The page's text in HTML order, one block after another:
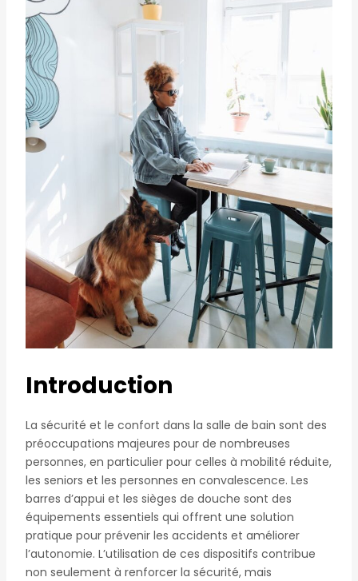
Introduction
La sécurité et le confort dans la salle de bain sont des
préoccupations majeures pour de nombreuses
personnes, en particulier pour celles à mobilité réduite,
les seniors et les personnes en convalescence. Les
barres d’appui et les sièges de douche sont des
équipements essentiels qui offrent une solution
pratique pour prévenir les accidents et améliorer
l’autonomie. L’utilisation de ces dispositifs contribue
non seulement à renforcer la sécurité, mais